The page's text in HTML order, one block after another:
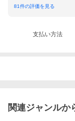
81件の評価を見る
支払い方法
関連ジャンルか